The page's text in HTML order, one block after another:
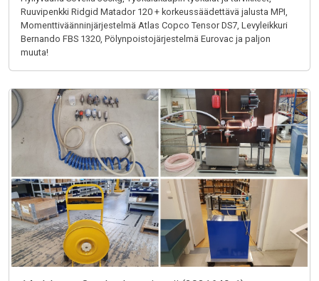
Ruuvipenkki Ridgid Matador 120 + korkeussäädettävä jalusta MPI,
Momenttiväänninjärjestelmä Atlas Copco Tensor DS7, Levyleikkuri
Bernando FBS 1320, Pölynpoistojärjestelmä Eurovac ja paljon
muuta!